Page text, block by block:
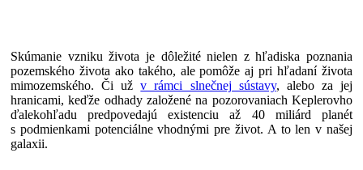
Skúmanie vzniku života je dôležité nielen z hľadiska poznania
pozemského života ako takého, ale pomôže aj pri hľadaní života
mimozemského. Či užv rámci slnečnej sústavy, alebo za jej
hranicami, keďže odhady založené na pozorovaniach Keplerovho
ďalekohľadu predpovedajú existenciu až 40 miliárd planét
s podmienkami potenciálne vhodnými pre život. A to len v našej
galaxii.